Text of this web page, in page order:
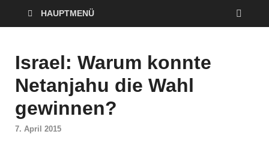
HAUPTMENÜ
Israel: Warum konnte
Netanjahu die Wahl
gewinnen?
7. April 2015